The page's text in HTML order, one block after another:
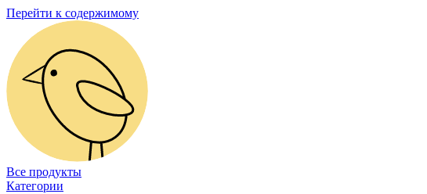
Перейти к содержимому
Все продукты
Категории